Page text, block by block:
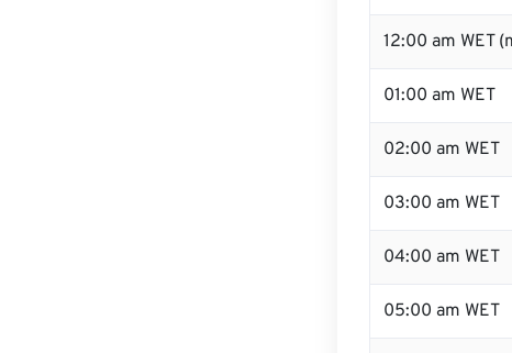
12:00 am WET
01:00 am WET
02:00 am WET
03:00 am WET
04:00 am WET
05:00 am WET